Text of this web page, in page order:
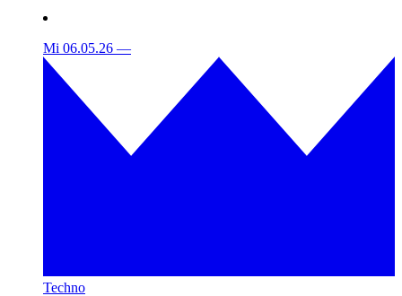
Mi 06.05.26 —
Techno